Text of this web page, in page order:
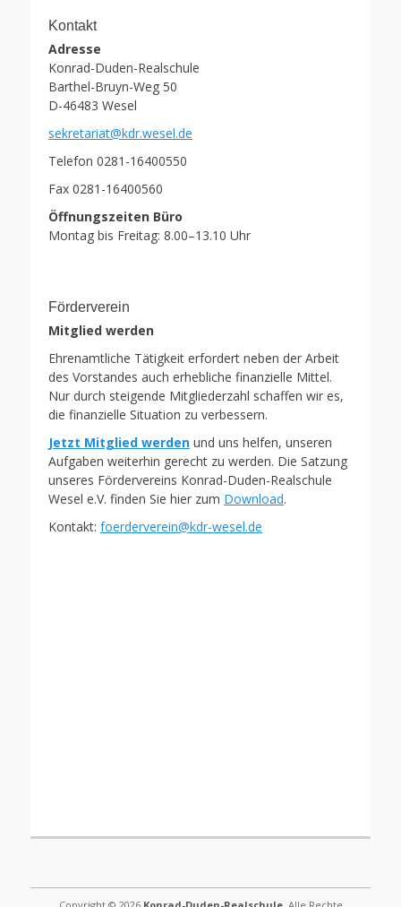
Kontakt
Adresse
Konrad-Duden-Realschule
Barthel-Bruyn-Weg 50
D-46483 Wesel
sekretariat@kdr.wesel.de
Telefon 0281-16400550
Fax 0281-16400560
Öffnungszeiten Büro
Montag bis Freitag: 8.00–13.10 Uhr
Förderverein
Mitglied werden
Ehrenamtliche Tätigkeit erfordert neben der Arbeit
des Vorstandes auch erhebliche finanzielle Mittel.
Nur durch steigende Mitgliederzahl schaffen wir es,
die finanzielle Situation zu verbessern.
Jetzt Mitglied werden und uns helfen, unseren
Aufgaben weiterhin gerecht zu werden. Die Satzung
unseres Fördervereins Konrad-Duden-Realschule
Wesel e.V. finden Sie hier zum Download.
Kontakt: foerderverein@kdr-wesel.de